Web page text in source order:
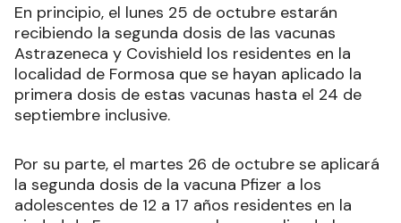
En principio, el lunes 25 de octubre estarán
recibiendo la segunda dosis de las vacunas
Astrazeneca y Covishield los residentes en la
localidad de Formosa que se hayan aplicado la
primera dosis de estas vacunas hasta el 24 de
septiembre inclusive.
Por su parte, el martes 26 de octubre se aplicará
la segunda dosis de la vacuna Pfizer a los
adolescentes de 12 a 17 años residentes en la